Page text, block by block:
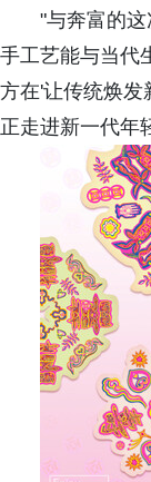
"与奔富的
手工艺能与当代
方在'让传统焕发
正走进新一代年